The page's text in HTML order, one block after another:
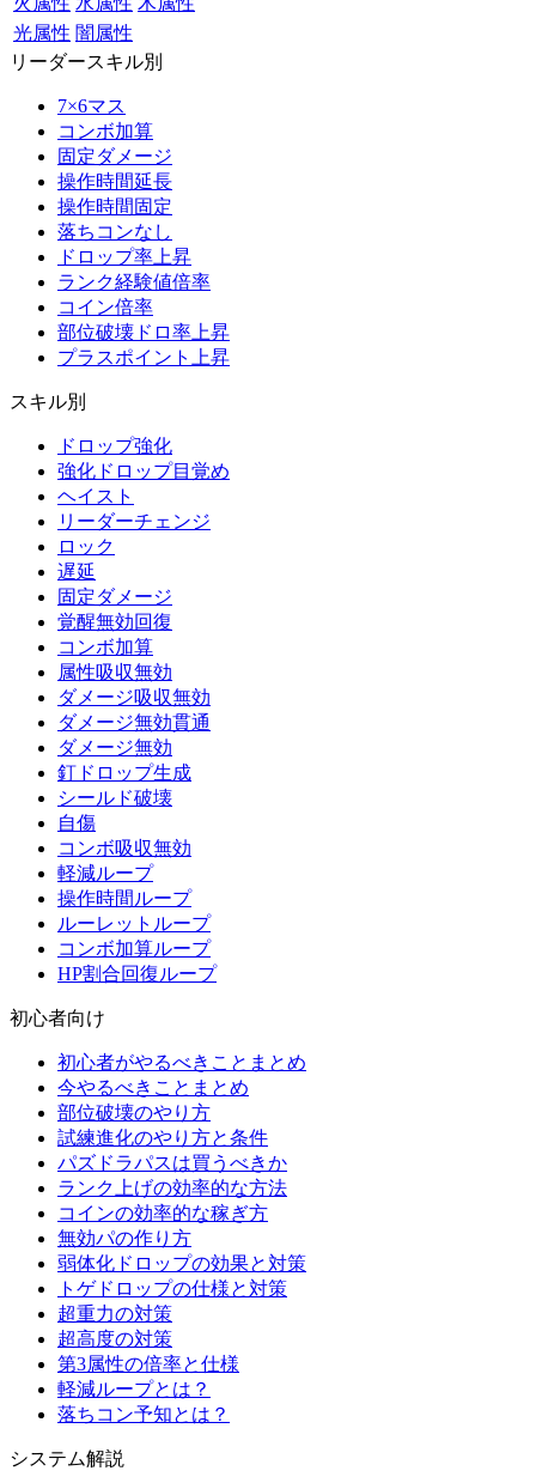
光属性 闇属性
リーダースキル別
7×6マス
コンボ加算
固定ダメージ
操作時間延長
操作時間固定
落ちコンなし
ドロップ率上昇
ランク経験値倍率
コイン倍率
部位破壊ドロ率上昇
プラスポイント上昇
スキル別
ドロップ強化
強化ドロップ目覚め
ヘイスト
リーダーチェンジ
ロック
遅延
固定ダメージ
覚醒無効回復
コンボ加算
属性吸収無効
ダメージ吸収無効
ダメージ無効貫通
ダメージ無効
釘ドロップ生成
シールド破壊
自傷
コンボ吸収無効
軽減ループ
操作時間ループ
ルーレットループ
コンボ加算ループ
HP割合回復ループ
初心者向け
初心者がやるべきことまとめ
今やるべきことまとめ
部位破壊のやり方
試練進化のやり方と条件
パズドラパスは買うべきか
ランク上げの効率的な方法
コインの効率的な稼ぎ方
無効パの作り方
弱体化ドロップの効果と対策
トゲドロップの仕様と対策
超重力の対策
超高度の対策
第3属性の倍率と仕様
軽減ループとは？
落ちコン予知とは？
システム解説